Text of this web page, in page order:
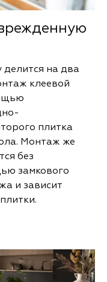
на два
клеевой
плитка
Монтаж же
без
замкового
и зависит